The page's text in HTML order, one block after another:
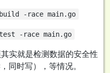
-race main.go
-race main.go
实就是检测数据的安全性
同时写），等情况。